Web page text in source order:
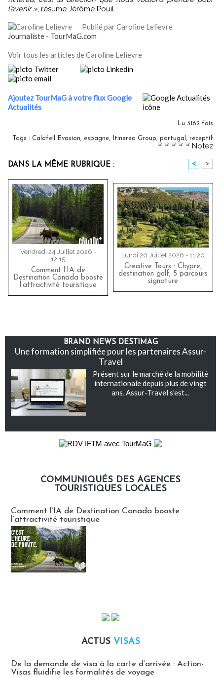
l’avenir » , résume Jérôme Pouil.
Publié par Caroline Lelievre
Journaliste - TourMaG.com
Voir tous les articles de Caroline Lelievre
Ajoutez TourMaG à votre flux Google
Actualités
Lu 3162 fois
Tags : Calafell Evasion espagne Itinerea Group portugal receptif
Notez
DANS LA MÊME RUBRIQUE : < >
Vendredi 24 Juillet 2026 -
12:15
Comment l’IA de
Destination Canada booste
l’attractivité touristique
Lundi 20 Juillet 2026 - 11:20
Creative Tours : Chypre,
destination golf, 5 parcours
signature
BRAND NEWS DESTIMAG
Une formation simplifiée pour les partenaires Assur-
Travel
Présent sur le marché de la mobilité
internationale depuis plus de vingt
ans, Assur-Travel s'est...
COMMUNIQUÉS DES AGENCES
TOURISTIQUES LOCALES
Comment l’IA de Destination Canada booste
l’attractivité touristique
ACTUS VISAS
De la demande de visa à la carte d’arrivée : Action-
Visas fluidifie les formalités de voyage